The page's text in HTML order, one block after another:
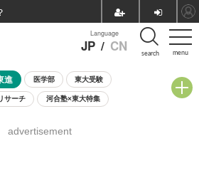
menu
Language
JP / CN search
進 医学部 東大受験
サーチ 河合塾×東大特集
月開催学校説明会・相談会
advertisement